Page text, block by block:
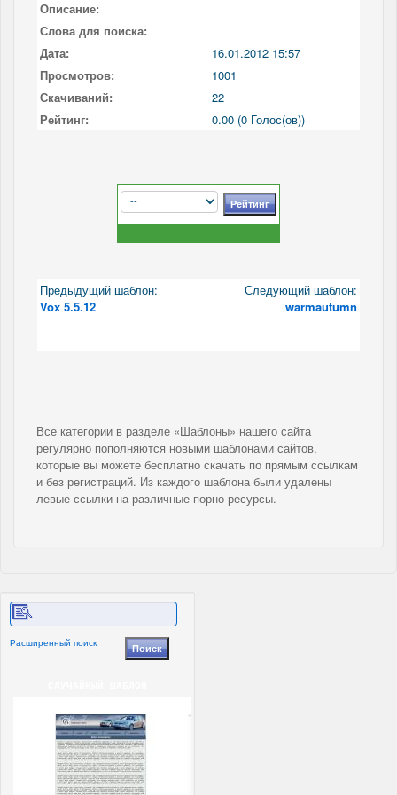
Описание:
Слова для поиска:
Дата:
16.01.2012 15:57
Просмотров:
1001
Скачиваний:
22
Рейтинг:
0.00 (0 Голос(ов))
Предыдущий шаблон:
Vox 5.5.12
Следующий шаблон:
warmautumn
Все категории в разделе «Шаблоны» нашего сайта
регулярно пополняются новыми шаблонами сайтов,
которые вы можете бесплатно скачать по прямым ссылкам
и без регистраций. Из каждого шаблона были удалены
левые ссылки на различные порно ресурсы.
Расширенный поиск